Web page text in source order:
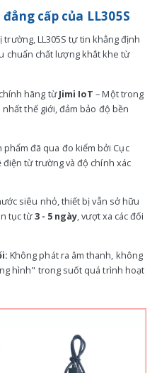
cấp của LL305S
LL305S tự tin khẳng định
chuẩn chất lượng khắt khe từ
hãng từJimi IoT – Một trong
thế giới, đảm bảo độ bền
phẩm đã qua đo kiểm bởi Cục
điện từ trường và độ chính xác
siêu nhỏ, thiết bị vẫn sở hữu
tục từ3 - 5 ngày, vượt xa các đối
Không phát ra âm thanh, không
hình" trong suốt quá trình hoạt